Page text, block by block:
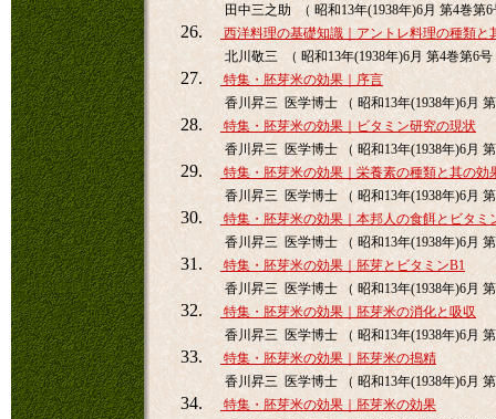
田中三之助 （ 昭和13年(1938年)6月 第4巻第6
26.
西洋料理の基礎知識｜アントレ料理の種類と
北川敬三 （ 昭和13年(1938年)6月 第4巻第6号
27.
特集・胚芽米の効果｜序言
香川昇三 医学博士 （ 昭和13年(1938年)6月
28.
特集・胚芽米の効果｜ビタミン研究の現状
香川昇三 医学博士 （ 昭和13年(1938年)6月
29.
特集・胚芽米の効果｜栄養素の種類と其の効
香川昇三 医学博士 （ 昭和13年(1938年)6月
30.
特集・胚芽米の効果｜本邦人の食餌とビタミ
香川昇三 医学博士 （ 昭和13年(1938年)6月
31.
特集・胚芽米の効果｜胚芽とビタミンB1
香川昇三 医学博士 （ 昭和13年(1938年)6月
32.
特集・胚芽米の効果｜胚芽米の消化と吸収
香川昇三 医学博士 （ 昭和13年(1938年)6月
33.
特集・胚芽米の効果｜胚芽米の搗精
香川昇三 医学博士 （ 昭和13年(1938年)6月
34.
特集・胚芽米の効果｜胚芽米の効果